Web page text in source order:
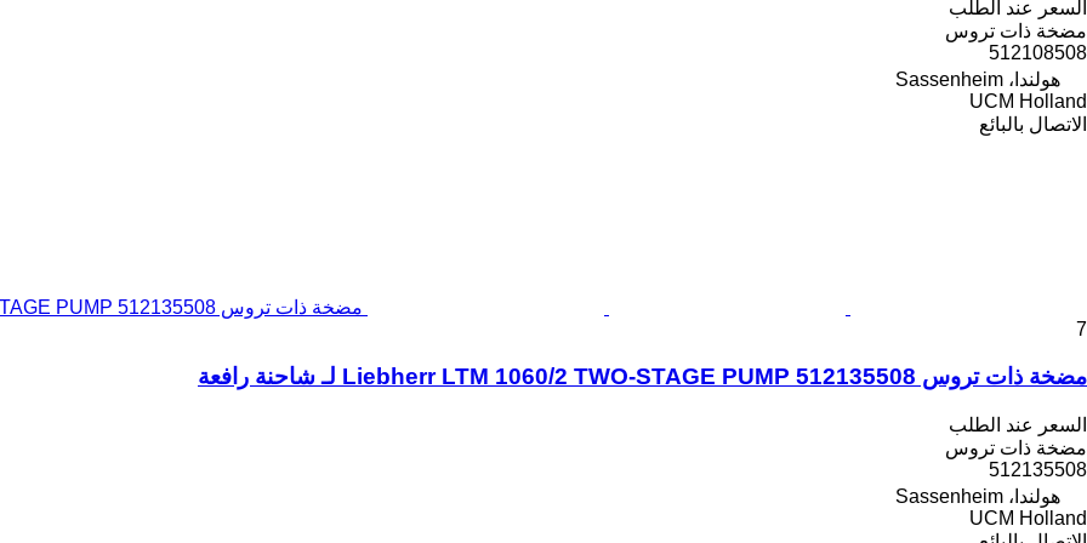
السعر عند الطلب
مضخة ذات تروس
512108508
هولندا، Sassenheim
UCM Holland
الاتصال بالبائع
مضخة ذات تروس Liebherr LTM 1060/2 TWO-STAGE PUMP 512135508 لـ شاحنة رافعة
7
مضخة ذات تروس Liebherr LTM 1060/2 TWO-STAGE PUMP 512135508 لـ شاحنة رافعة
السعر عند الطلب
مضخة ذات تروس
512135508
هولندا، Sassenheim
UCM Holland